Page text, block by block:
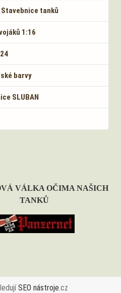
Stavebnice tanků
1:16
barvy
SLUBAN
VÁLKA OČIMA NAŠICH
TANKŮ
SEO nástroje.cz